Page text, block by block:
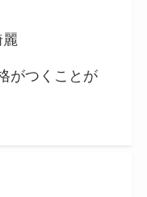
がつくことが